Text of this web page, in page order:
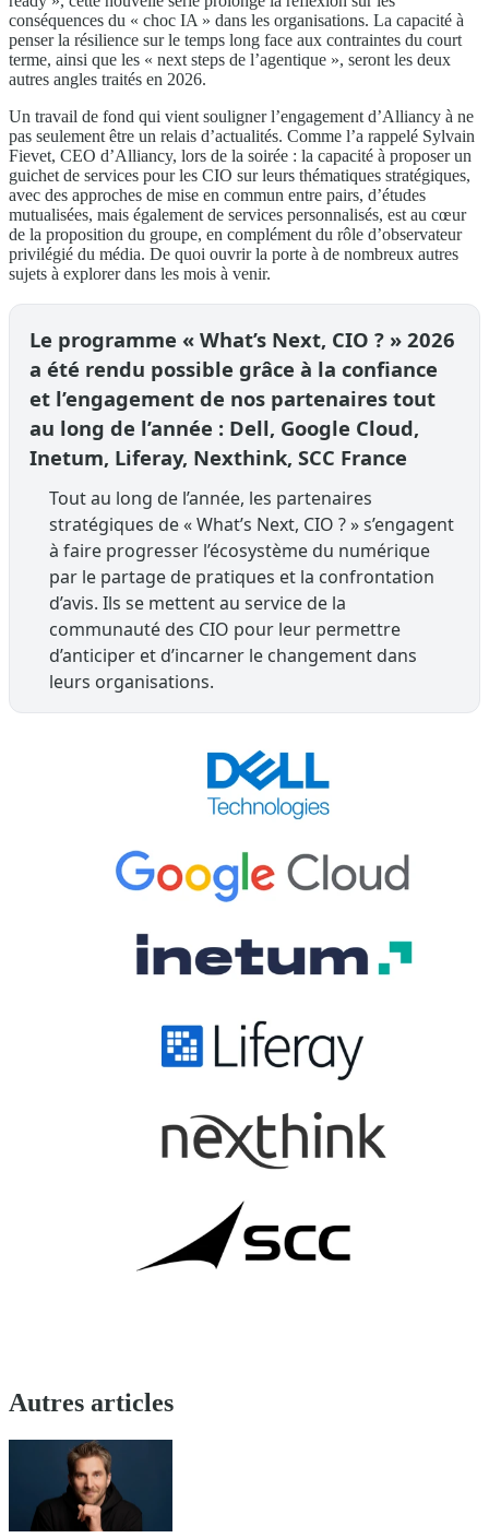
conséquences du « choc IA » dans les organisations. La capacité à
penser la résilience sur le temps long face aux contraintes du court
terme, ainsi que les « next steps de l’agentique », seront les deux
autres angles traités en 2026.
Un travail de fond qui vient souligner l’engagement d’Alliancy à ne
pas seulement être un relais d’actualités. Comme l’a rappelé Sylvain
Fievet, CEO d’Alliancy, lors de la soirée : la capacité à proposer un
guichet de services pour les CIO sur leurs thématiques stratégiques,
avec des approches de mise en commun entre pairs, d’études
mutualisées, mais également de services personnalisés, est au cœur
de la proposition du groupe, en complément du rôle d’observateur
privilégié du média. De quoi ouvrir la porte à de nombreux autres
sujets à explorer dans les mois à venir.
Le programme « What’s Next, CIO ? » 2026
a été rendu possible grâce à la confiance
et l’engagement de nos partenaires tout
au long de l’année : Dell, Google Cloud,
Inetum, Liferay, Nexthink, SCC France
Tout au long de l’année, les partenaires
stratégiques de « What’s Next, CIO ? » s’engagent
à faire progresser l’écosystème du numérique
par le partage de pratiques et la confrontation
d’avis. Ils se mettent au service de la
communauté des CIO pour leur permettre
d’anticiper et d’incarner le changement dans
leurs organisations.
Autres articles